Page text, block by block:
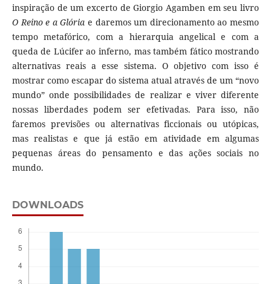
inspiração de um excerto de Giorgio Agamben em seu livro
O Reino e a Glória e daremos um direcionamento ao mesmo
tempo metafórico, com a hierarquia angelical e com a
queda de Lúcifer ao inferno, mas também fático mostrando
alternativas reais a esse sistema. O objetivo com isso é
mostrar como escapar do sistema atual através de um “novo
mundo” onde possibilidades de realizar e viver diferente
nossas liberdades podem ser efetivadas. Para isso, não
faremos previsões ou alternativas ficcionais ou utópicas,
mas realistas e que já estão em atividade em algumas
pequenas áreas do pensamento e das ações sociais no
mundo.
DOWNLOADS